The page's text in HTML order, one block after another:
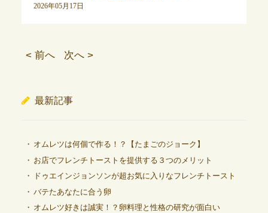
2026年05月17日
< 前へ 次へ >
最新記事
オムレツは何個で作る！？【たまごのジョーク】
お店でフレンチトーストを提供する３つのメリット
ドゥエインジョンソンが超お気に入りなフレンチトースト
バテたあなたに合う卵
オムレツ好きは誠実！？卵料理と性格の研究が面白い